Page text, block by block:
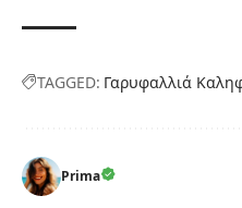
TAGGED: Γαρυφαλλιά
Prima